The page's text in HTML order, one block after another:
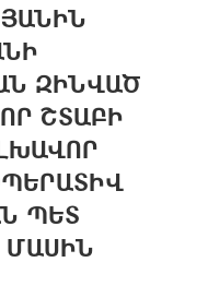
ԶԻՆՎԱԾ
ՇՏԱԲԻ
ՊԵՏ
ՄԱՍԻՆ